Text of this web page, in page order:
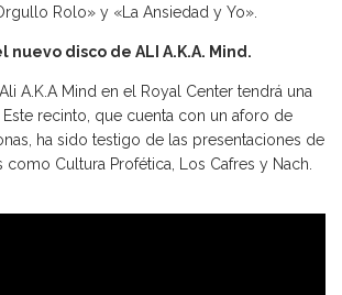
Rolo» y «La Ansiedad y Yo».
nuevo disco de ALI A.K.A. Mind.
A.K.A Mind en el Royal Center tendrá una
recinto, que cuenta con un aforo de
ha sido testigo de las presentaciones de
como Cultura Profética, Los Cafres y Nach.